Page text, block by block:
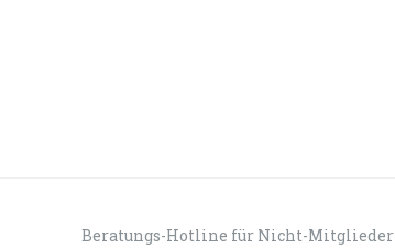
Beratungs-Hotline für Nicht-Mitglieder